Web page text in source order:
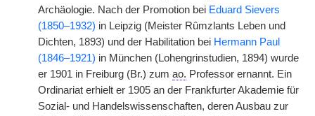
Archäologie. Nach der Promotion bei Eduard Sievers
(1850–1932) in Leipzig (Meister Rûmzlants Leben und
Dichten, 1893) und der Habilitation bei Hermann Paul
(1846–1921) in München (Lohengrinstudien, 1894) wurde
er 1901 in Freiburg (Br.) zum ao. Professor ernannt. Ein
Ordinariat erhielt er 1905 an der Frankfurter Akademie für
Sozial- und Handelswissenschaften, deren Ausbau zur